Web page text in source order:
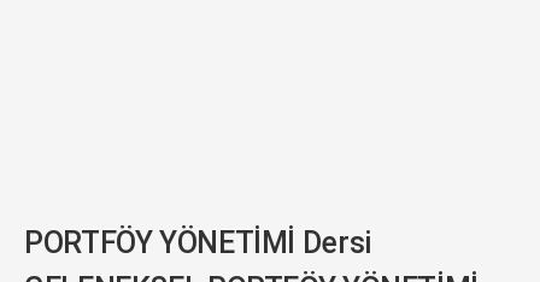
PORTFÖY YÖNETİMİ Dersi